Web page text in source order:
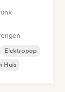
Elektropop
Huis